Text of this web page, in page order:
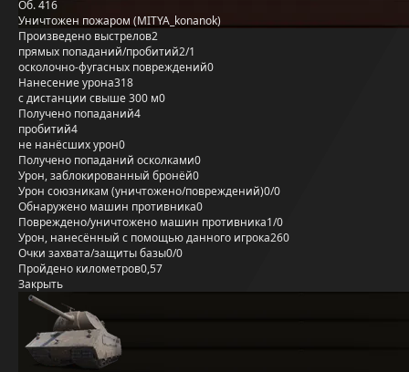
Об. 416
Уничтожен пожаром (MITYA_konanok)
Произведено выстрелов2
прямых попаданий/пробитий2/1
осколочно-фугасных повреждений0
Нанесение урона318
с дистанции свыше 300 м0
Получено попаданий4
пробитий4
не нанёсших урон0
Получено попаданий осколками0
Урон, заблокированный бронёй0
Урон союзникам (уничтожено/повреждений)0/0
Обнаружено машин противника0
Повреждено/уничтожено машин противника1/0
Урон, нанесённый с помощью данного игрока260
Очки захвата/защиты базы0/0
Пройдено километров0,57
Закрыть